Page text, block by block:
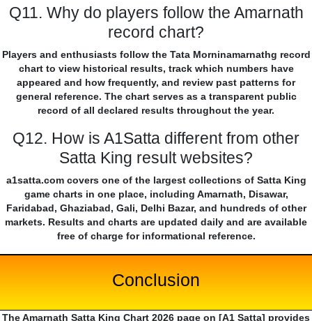
Q11. Why do players follow the Amarnath
record chart?
Players and enthusiasts follow the Tata Morninamarnathg record
chart to view historical results, track which numbers have
appeared and how frequently, and review past patterns for
general reference. The chart serves as a transparent public
record of all declared results throughout the year.
Q12. How is A1Satta different from other
Satta King result websites?
a1satta.com covers one of the largest collections of Satta King
game charts in one place, including Amarnath, Disawar,
Faridabad, Ghaziabad, Gali, Delhi Bazar, and hundreds of other
markets. Results and charts are updated daily and are available
free of charge for informational reference.
Conclusion
The Amarnath Satta King Chart 2026 page on [A1 Satta] provides